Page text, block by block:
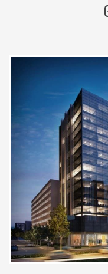
Ótimo
humano,
O médico
conheci.